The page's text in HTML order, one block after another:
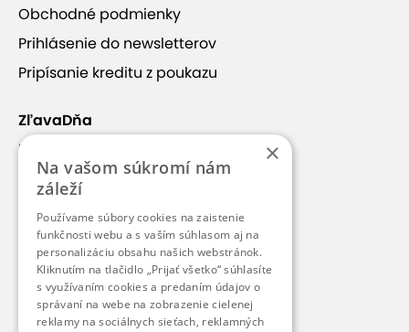
Obchodné podmienky
Prihlásenie do newsletterov
Pripísanie kreditu z poukazu
ZľavaDňa
Náš príbeh
Kontakt
Kariéra
Blog
Pre médiá
Pre partnerov
×
Na vašom súkromí nám
záleží
Používame súbory cookies na zaistenie
funkčnosti webu a s vaším súhlasom aj na
personalizáciu obsahu našich webstránok.
Kliknutím na tlačidlo „Prijať všetko“ súhlasíte
s využívaním cookies a predaním údajov o
správaní na webe na zobrazenie cielenej
reklamy na sociálnych sieťach, reklamných